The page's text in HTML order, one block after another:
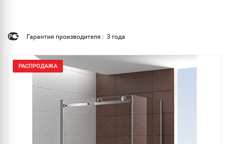
Гарантия производителя : 3 года
РАСПРОДАЖА